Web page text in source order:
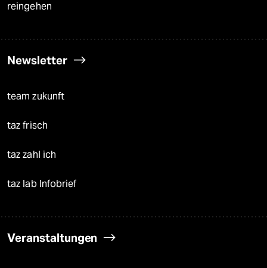
reingehen
Newsletter
team zukunft
taz frisch
taz zahl ich
taz lab Infobrief
Veranstaltungen